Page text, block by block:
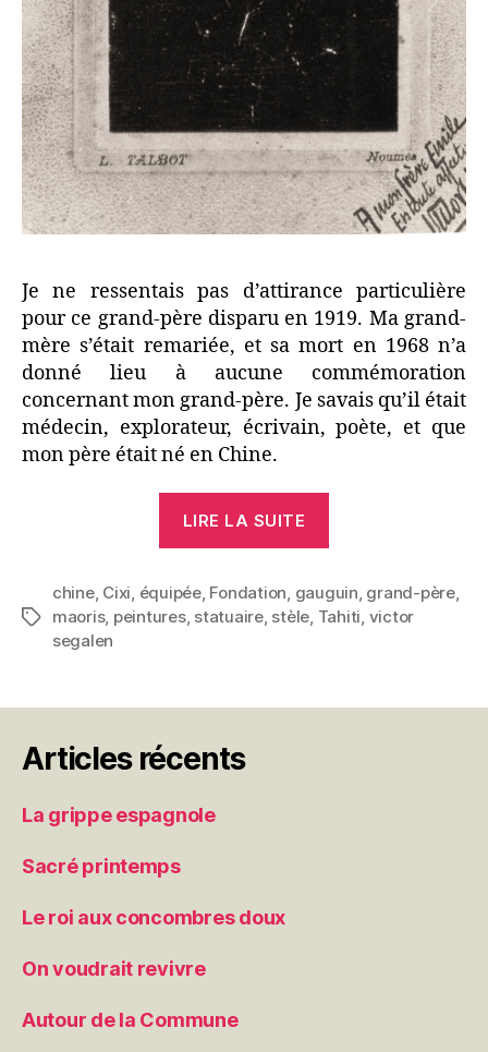
Je ne ressentais pas d’attirance particulière
pour ce grand-père disparu en 1919. Ma grand-
mère s’était remariée, et sa mort en 1968 n’a
donné lieu à aucune commémoration
concernant mon grand-père. Je savais qu’il était
médecin, explorateur, écrivain, poète, et que
mon père était né en Chine.
LIRE LA SUITE
de
son
Étiquettes
chine, Cixi, équipée, Fondation, gauguin, grand-père,
maoris, peintures, statuaire, stèle, Tahiti, victor
segalen
Articles récents
La grippe espagnole
Sacré printemps
Le roi aux concombres doux
On voudrait revivre
Autour de la Commune